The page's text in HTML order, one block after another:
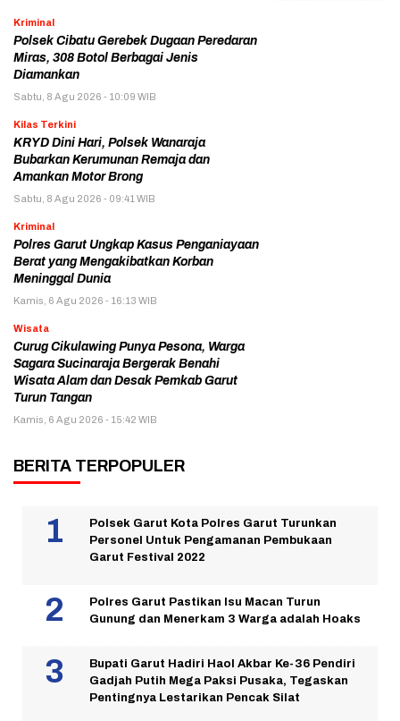
Kriminal
Polsek Cibatu Gerebek Dugaan Peredaran
Miras, 308 Botol Berbagai Jenis
Diamankan
Sabtu, 8 Agu 2026 - 10:09 WIB
Kilas Terkini
KRYD Dini Hari, Polsek Wanaraja
Bubarkan Kerumunan Remaja dan
Amankan Motor Brong
Sabtu, 8 Agu 2026 - 09:41 WIB
Kriminal
Polres Garut Ungkap Kasus Penganiayaan
Berat yang Mengakibatkan Korban
Meninggal Dunia
Kamis, 6 Agu 2026 - 16:13 WIB
Wisata
Curug Cikulawing Punya Pesona, Warga
Sagara Sucinaraja Bergerak Benahi
Wisata Alam dan Desak Pemkab Garut
Turun Tangan
Kamis, 6 Agu 2026 - 15:42 WIB
BERITA TERPOPULER
Polsek Garut Kota Polres Garut Turunkan
Personel Untuk Pengamanan Pembukaan
Garut Festival 2022
Polres Garut Pastikan Isu Macan Turun
Gunung dan Menerkam 3 Warga adalah Hoaks
Bupati Garut Hadiri Haol Akbar Ke-36 Pendiri
Gadjah Putih Mega Paksi Pusaka, Tegaskan
Pentingnya Lestarikan Pencak Silat